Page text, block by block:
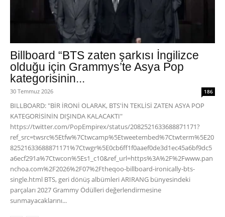
Billboard “BTS zaten şarkısı İngilizce
olduğu için Grammys’te Asya Pop
kategorisinin...
30 Temmuz 2026 186
BILLBOARD: "BİR İRONİ OLARAK, BTS'İN TEKLİSİ ZATEN ASYA POP
KATEGORİSİNİN DIŞINDA KALACAKTI"
https://twitter.com/PopEmpirex/status/2082521633688871171?
ref_src=twsrc%5Etfw%7Ctwcamp%5Etweetembed%7Ctwterm%5E20
82521633688871171%7Ctwgr%5E0cb6ff1f0aaef0de3d1ec45a6bf9dc5
a6ecf291a%7Ctwcon%5Es1_c10&ref_url=https%3A%2F%2Fwww.pan
nchoa.com%2F2026%2F07%2Ftheqoo-billboard-ironically-bts-
single.html BTS, geri dönüş albümleri ARIRANG bünyesindeki
parçaları 2027 Grammy Ödülleri değerlendirmesine
sunmayacaklarını...